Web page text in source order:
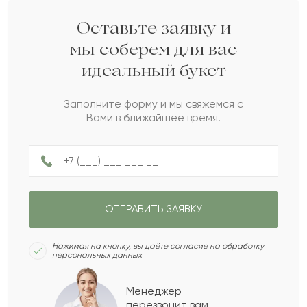
2022-03-17
Григорий
Гафу
Самира
М Мадина
Люция
Оставьте заявку и
мы соберем для вас
идеальный букет
Заполните форму и мы свяжемся с
Вами в ближайшее время.
ОТПРАВИТЬ ЗАЯВКУ
Нажимая на кнопку, вы даёте согласие на обработку
персональных данных
Менеджер